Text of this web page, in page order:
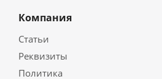
Компания
Статьи
Реквизиты
Политика